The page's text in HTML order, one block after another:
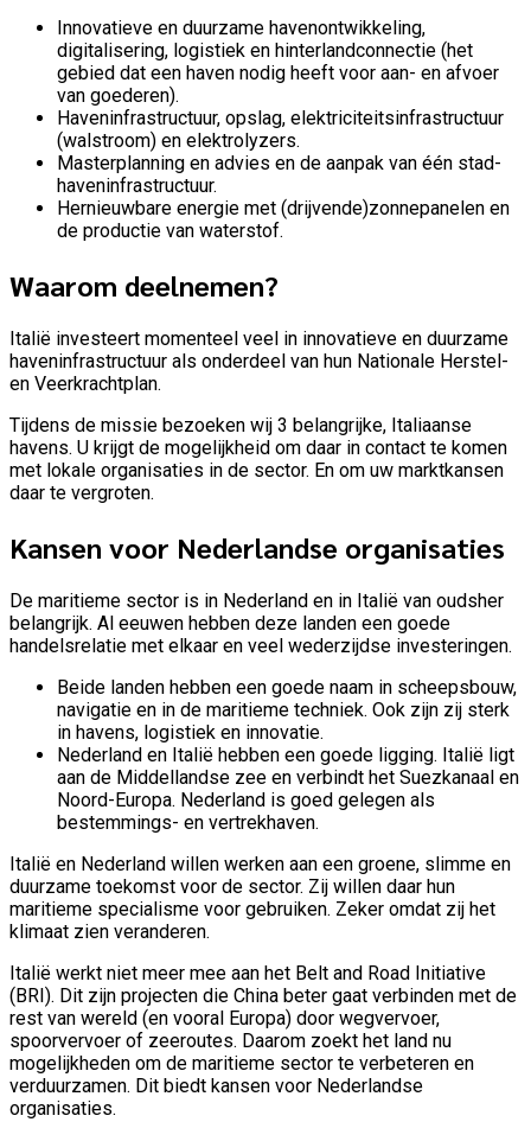
Innovatieve en duurzame havenontwikkeling,
digitalisering, logistiek en hinterlandconnectie (het
gebied dat een haven nodig heeft voor aan- en afvoer
van goederen).
Haveninfrastructuur, opslag, elektriciteitsinfrastructuur
(walstroom) en elektrolyzers.
Masterplanning en advies en de aanpak van één stad-
haveninfrastructuur.
Hernieuwbare energie met (drijvende)zonnepanelen en
de productie van waterstof.
Waarom deelnemen?
Italië investeert momenteel veel in innovatieve en duurzame
haveninfrastructuur als onderdeel van hun Nationale Herstel-
en Veerkrachtplan.
Tijdens de missie bezoeken wij 3 belangrijke, Italiaanse
havens. U krijgt de mogelijkheid om daar in contact te komen
met lokale organisaties in de sector. En om uw marktkansen
daar te vergroten.
Kansen voor Nederlandse organisaties
De maritieme sector is in Nederland en in Italië van oudsher
belangrijk. Al eeuwen hebben deze landen een goede
handelsrelatie met elkaar en veel wederzijdse investeringen.
Beide landen hebben een goede naam in scheepsbouw,
navigatie en in de maritieme techniek. Ook zijn zij sterk
in havens, logistiek en innovatie.
Nederland en Italië hebben een goede ligging. Italië ligt
aan de Middellandse zee en verbindt het Suezkanaal en
Noord-Europa. Nederland is goed gelegen als
bestemmings- en vertrekhaven.
Italië en Nederland willen werken aan een groene, slimme en
duurzame toekomst voor de sector. Zij willen daar hun
maritieme specialisme voor gebruiken. Zeker omdat zij het
klimaat zien veranderen.
Italië werkt niet meer mee aan het Belt and Road Initiative
(BRI). Dit zijn projecten die China beter gaat verbinden met de
rest van wereld (en vooral Europa) door wegvervoer,
spoorvervoer of zeeroutes. Daarom zoekt het land nu
mogelijkheden om de maritieme sector te verbeteren en
verduurzamen. Dit biedt kansen voor Nederlandse
organisaties.